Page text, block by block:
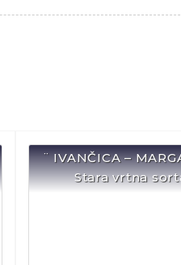
¨ IVANČICA –
Stara vrtna